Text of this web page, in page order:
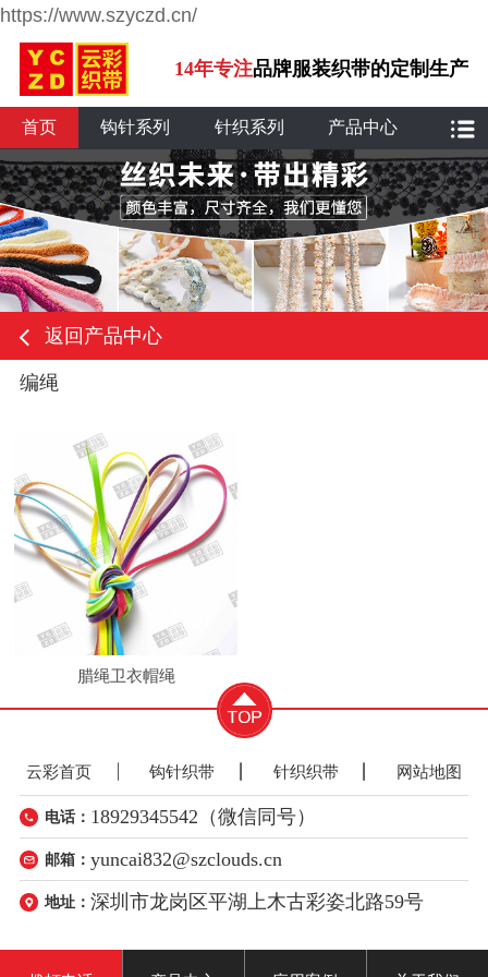
https://www.szyczd.cn/
14年专注品牌服装织带的定制生产
首页 钩针系列 针织系列 产品中心
返回产品中心
编绳
腊绳卫衣帽绳
云彩首页 钩针织带 针织织带 网站地图
电话： 18929345542（微信同号）
邮箱：yuncai832@szclouds.cn
地址：深圳市龙岗区平湖上木古彩姿北路59号